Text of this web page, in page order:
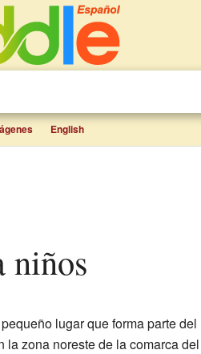
English
niños
lugar que forma parte
la zona noreste de la comarca